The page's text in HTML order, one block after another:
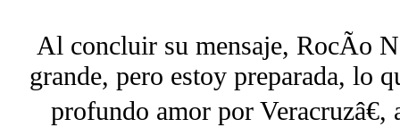
Al concluir su mensaje, RocÃ­o
grande, pero estoy preparada, lo
profundo amor por Veracruzâ€,